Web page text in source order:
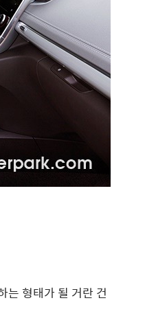
는 형태가 될 거란 건